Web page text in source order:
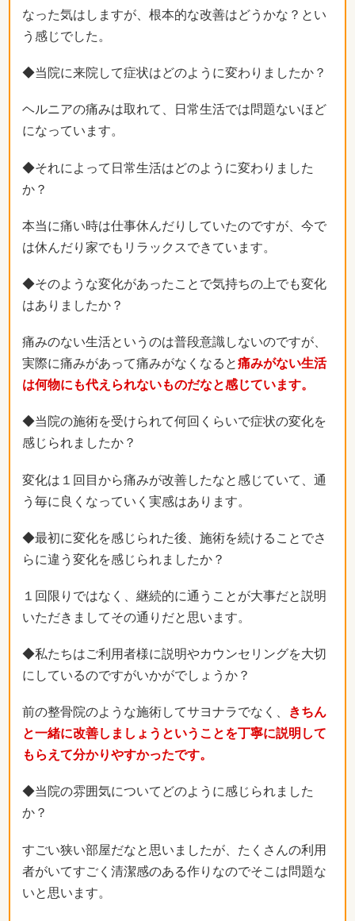
なった気はしますが、根本的な改善はどうかな？とい
う感じでした。
◆当院に来院して症状はどのように変わりましたか？
ヘルニアの痛みは取れて、日常生活では問題ないほど
になっています。
◆それによって日常生活はどのように変わりました
か？
本当に痛い時は仕事休んだりしていたのですが、今で
は休んだり家でもリラックスできています。
◆そのような変化があったことで気持ちの上でも変化
はありましたか？
痛みのない生活というのは普段意識しないのですが、
実際に痛みがあって痛みがなくなると痛みがない生活
は何物にも代えられないものだなと感じています。
◆当院の施術を受けられて何回くらいで症状の変化を
感じられましたか？
変化は１回目から痛みが改善したなと感じていて、通
う毎に良くなっていく実感はあります。
◆最初に変化を感じられた後、施術を続けることでさ
らに違う変化を感じられましたか？
１回限りではなく、継続的に通うことが大事だと説明
いただきましてその通りだと思います。
◆私たちはご利用者様に説明やカウンセリングを大切
にしているのですがいかがでしょうか？
前の整骨院のような施術してサヨナラでなく、
きちん
と一緒に改善しましょうということを丁寧に説明して
もらえて分かりやすかったです。
◆当院の雰囲気についてどのように感じられました
か？
すごい狭い部屋だなと思いましたが、たくさんの利用
者がいてすごく清潔感のある作りなのでそこは問題な
いと思います。